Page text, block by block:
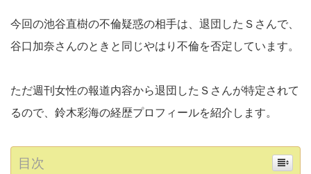
今回の池谷直樹の不倫疑惑の相手は、退団したＳさんで、
谷口加奈さんのときと同じやはり不倫を否定しています。
ただ週刊女性の報道内容から退団したＳさんが特定されて
るので、鈴木彩海の経歴プロフィールを紹介します。
目次